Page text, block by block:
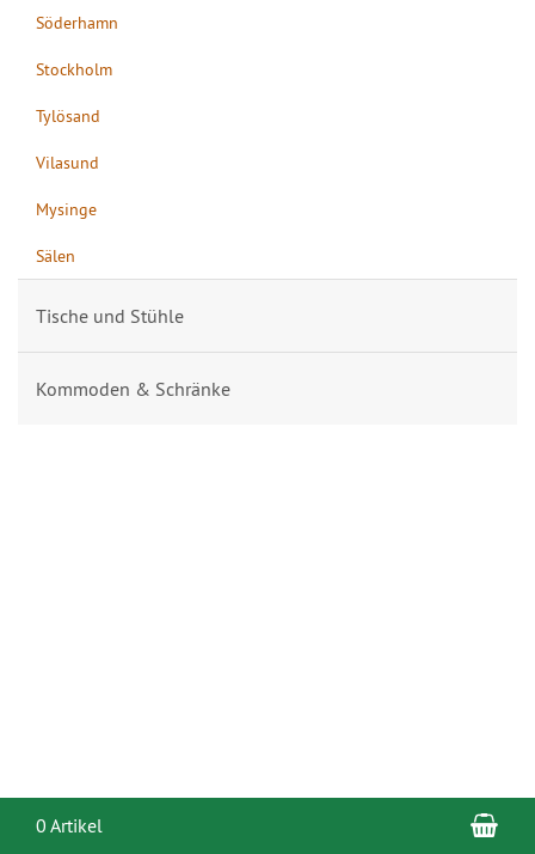
Söderhamn
Stockholm
Tylösand
Vilasund
Mysinge
Sälen
Tische und Stühle
Kommoden & Schränke
0 Artikel